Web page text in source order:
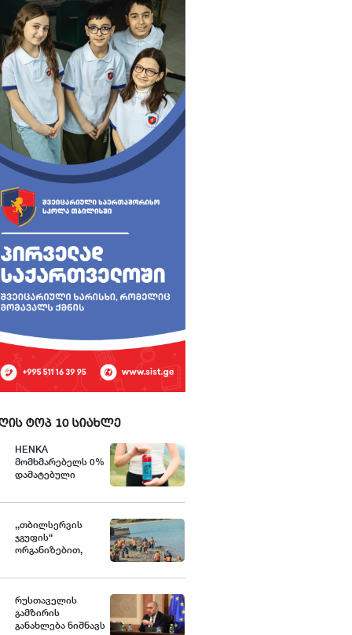
ტოპ 10 სიახლე
HENKA
მომხმარებელს 0%
დამატებული
პროდუქტს
,,თბილსერვის
ჯგუფის“
ორგანიზებით,
მიმდებარე
დასუფთავების
აქცია გაიმართა
რუსთაველის
გამზირის
განახლება ნიშნავს